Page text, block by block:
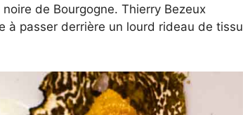
de Bourgogne. Thierry Bezeux
à passer derrière un lourd rideau de tissu